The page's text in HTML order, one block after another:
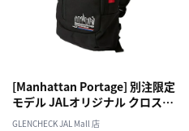
[Manhattan Portage] 別注限定
モデル JALオリジナル クロスボ
ディバック ブラック 5025J
GLENCHECK JAL Mall 店